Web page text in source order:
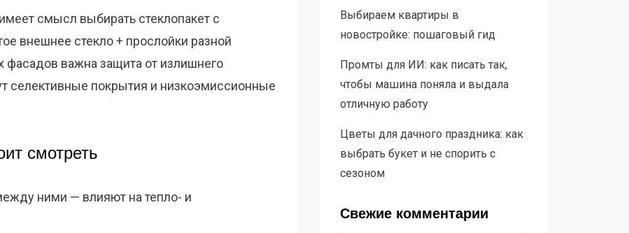
смысл выбирать стеклопакет с
внешнее стекло + прослойки разной
важна защита от излишнего
селективные покрытия и низкоэмиссионные
смотреть
ними — влияют на тепло- и
Выбираем квартиры в
новостройке: пошаговый гид
Промты для ИИ: как писать так,
чтобы машина поняла и выдала
отличную работу
Цветы для дачного праздника: как
выбрать букет и не спорить с
сезоном
Свежие комментарии